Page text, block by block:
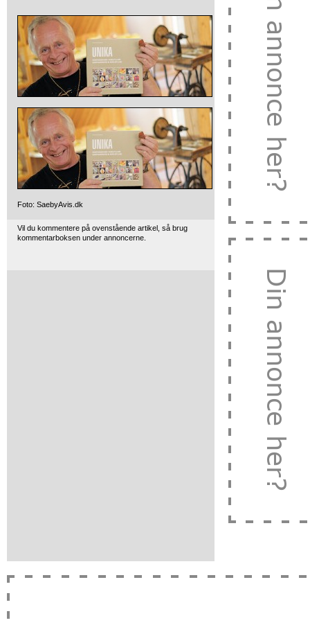
Foto: SaebyAvis.dk
Vil du kommentere på ovenstående artikel, så brug
kommentarboksen under annoncerne.